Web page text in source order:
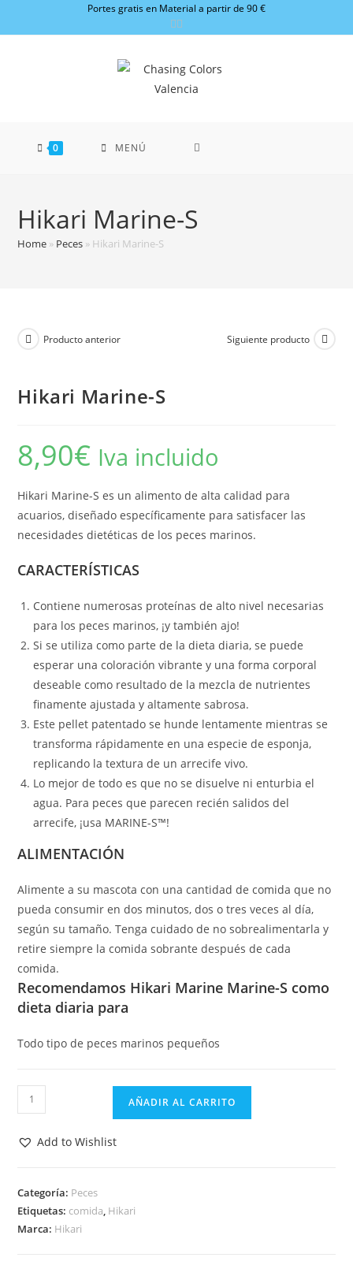
Portes gratis en Material a partir de 90 €
0 MENÚ
Hikari Marine-S
Home » Peces » Hikari Marine-S
Producto anterior Siguiente producto
Hikari Marine-S
8,90€ Iva incluido
Hikari Marine-S es un alimento de alta calidad para
acuarios, diseñado específicamente para satisfacer las
necesidades dietéticas de los peces marinos.
CARACTERÍSTICAS
Contiene numerosas proteínas de alto nivel necesarias
para los peces marinos, ¡y también ajo!
Si se utiliza como parte de la dieta diaria, se puede
esperar una coloración vibrante y una forma corporal
deseable como resultado de la mezcla de nutrientes
finamente ajustada y altamente sabrosa.
Este pellet patentado se hunde lentamente mientras se
transforma rápidamente en una especie de esponja,
replicando la textura de un arrecife vivo.
Lo mejor de todo es que no se disuelve ni enturbia el
agua. Para peces que parecen recién salidos del
arrecife, ¡usa MARINE-S™!
ALIMENTACIÓN
Alimente a su mascota con una cantidad de comida que no
pueda consumir en dos minutos, dos o tres veces al día,
según su tamaño. Tenga cuidado de no sobrealimentarla y
retire siempre la comida sobrante después de cada
comida.
Recomendamos Hikari Marine Marine-S como
dieta diaria para
Todo tipo de peces marinos pequeños
Hikari
Marine-
AÑADIR AL CARRITO
Add to Wishlist
Categoría: Peces
Etiquetas: comida, Hikari
Marca: Hikari